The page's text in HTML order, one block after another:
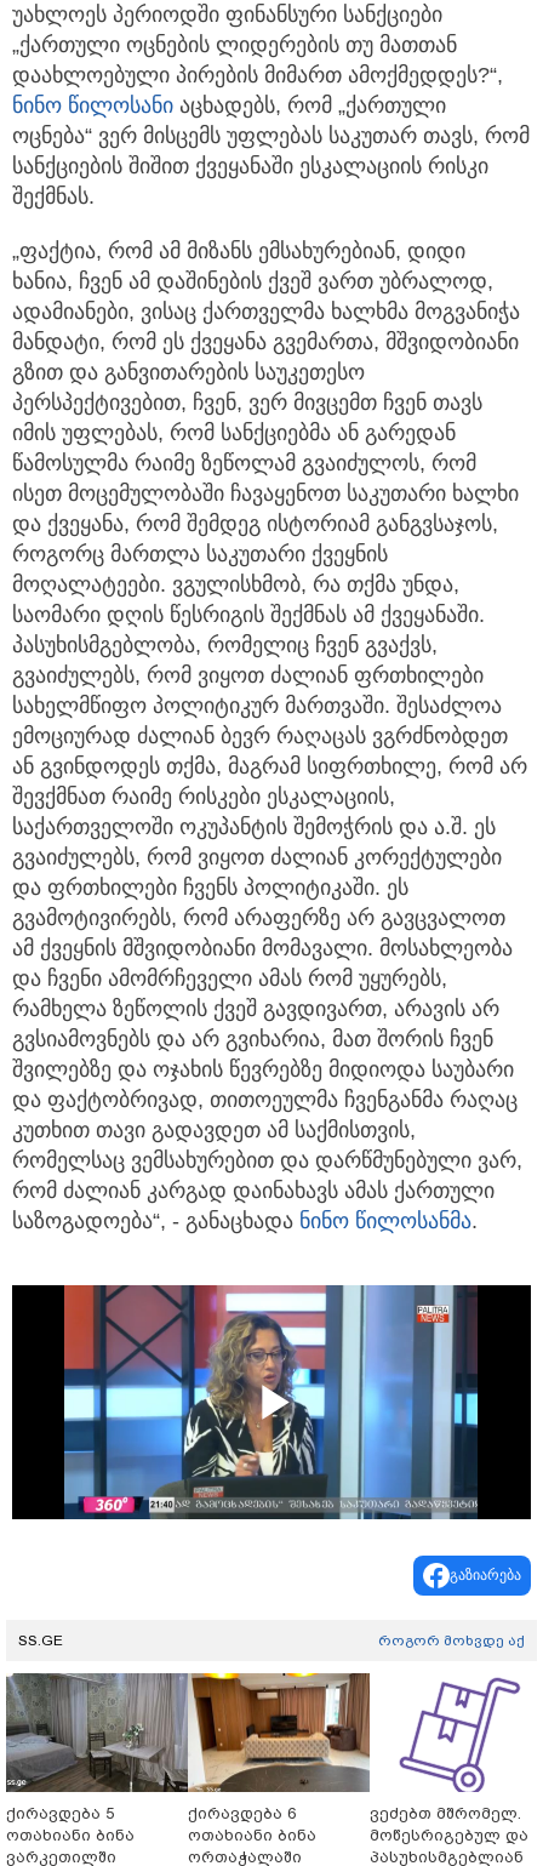
უახლოეს პერიოდში ფინანსური სანქციები
„ქართული ოცნების ლიდერების თუ მათთან
დაახლოებული პირების მიმართ ამოქმედდეს?“,
ნინო წილოსანი აცხადებს, რომ „ქართული
ოცნება“ ვერ მისცემს უფლებას საკუთარ თავს, რომ
სანქციების შიშით ქვეყანაში ესკალაციის რისკი
შექმნას.
„ფაქტია, რომ ამ მიზანს ემსახურებიან, დიდი
ხანია, ჩვენ ამ დაშინების ქვეშ ვართ უბრალოდ,
ადამიანები, ვისაც ქართველმა ხალხმა მოგვანიჭა
მანდატი, რომ ეს ქვეყანა გვემართა, მშვიდობიანი
გზით და განვითარების საუკეთესო
პერსპექტივებით, ჩვენ, ვერ მივცემთ ჩვენ თავს
იმის უფლებას, რომ სანქციებმა ან გარედან
წამოსულმა რაიმე ზეწოლამ გვაიძულოს, რომ
ისეთ მოცემულობაში ჩავაყენოთ საკუთარი ხალხი
და ქვეყანა, რომ შემდეგ ისტორიამ განგვსაჯოს,
როგორც მართლა საკუთარი ქვეყნის
მოღალატეები. ვგულისხმობ, რა თქმა უნდა,
საომარი დღის წესრიგის შექმნას ამ ქვეყანაში.
პასუხისმგებლობა, რომელიც ჩვენ გვაქვს,
გვაიძულებს, რომ ვიყოთ ძალიან ფრთხილები
სახელმწიფო პოლიტიკურ მართვაში. შესაძლოა
ემოციურად ძალიან ბევრ რაღაცას ვგრძნობდეთ
ან გვინდოდეს თქმა, მაგრამ სიფრთხილე, რომ არ
შევქმნათ რაიმე რისკები ესკალაციის,
საქართველოში ოკუპანტის შემოჭრის და ა.შ. ეს
გვაიძულებს, რომ ვიყოთ ძალიან კორექტულები
და ფრთხილები ჩვენს პოლიტიკაში. ეს
გვამოტივირებს, რომ არაფერზე არ გავცვალოთ
ამ ქვეყნის მშვიდობიანი მომავალი. მოსახლეობა
და ჩვენი ამომრჩეველი ამას რომ უყურებს,
რამხელა ზეწოლის ქვეშ გავდივართ, არავის არ
გვსიამოვნებს და არ გვიხარია, მათ შორის ჩვენ
შვილებზე და ოჯახის წევრებზე მიდიოდა საუბარი
და ფაქტობრივად, თითოეულმა ჩვენგანმა რაღაც
კუთხით თავი გადავდეთ ამ საქმისთვის,
რომელსაც ვემსახურებით და დარწმუნებული ვარ,
რომ ძალიან კარგად დაინახავს ამას ქართული
საზოგადოება“, - განაცხადა ნინო წილოსანმა.
Play
Video
გაზიარება
SS.GE როგორ მოხვდე აქ
ქირავდება 5
ოთახიანი ბინა
ვარკეთილში
ქირავდება 6
ოთახიანი ბინა
ორთაჭალაში
ვეძებთ მშრომელ.
მოწესრიგებულ და
პასუხისმგებლიან